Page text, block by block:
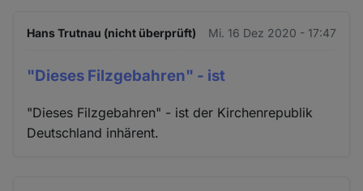
Hans Trutnau (nicht überprüft) Mi. 16 Dez 2020 - 17:47
"Dieses Filzgebahren" - ist
"Dieses Filzgebahren" - ist der Kirchenrepublik
Deutschland inhärent.